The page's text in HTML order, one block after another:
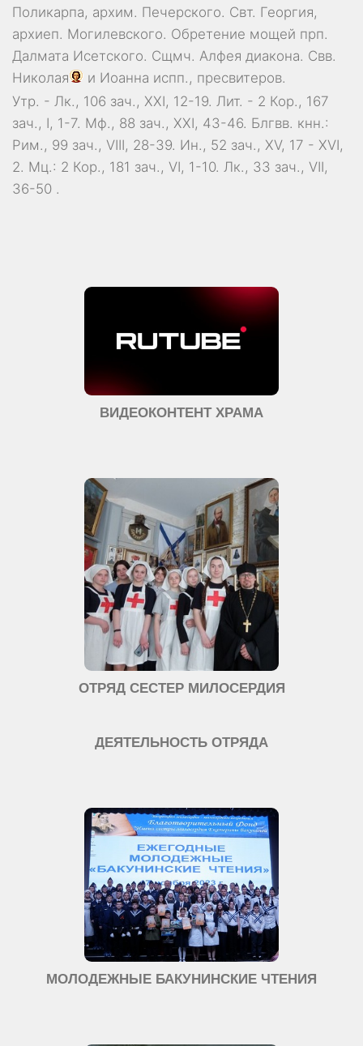
Поликарпа, архим. Печерского. Свт. Георгия,
архиеп. Могилевского. Обретение мощей прп.
Далмата Исетского. Сщмч. Алфея диакона. Свв.
Николая
и Иоанна испп., пресвитеров.
Утр. - Лк., 106 зач., XXI, 12-19. Лит. - 2 Кор., 167
зач., I, 1-7. Мф., 88 зач., XXI, 43-46. Блгвв. кнн.:
Рим., 99 зач., VIII, 28-39. Ин., 52 зач., XV, 17 - XVI,
2. Мц.: 2 Кор., 181 зач., VI, 1-10. Лк., 33 зач., VII,
36-50 .
ВИДЕОКОНТЕНТ ХРАМА
ОТРЯД СЕСТЕР МИЛОСЕРДИЯ
ДЕЯТЕЛЬНОСТЬ ОТРЯДА
МОЛОДЕЖНЫЕ БАКУНИНСКИЕ ЧТЕНИЯ